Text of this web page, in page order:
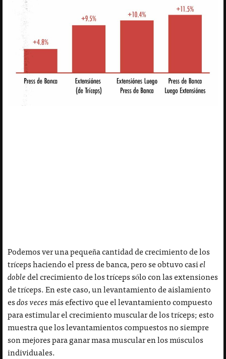
Podemos ver una pequeña cantidad de crecimiento de los
tríceps haciendo el press de banca, pero se obtuvo casiel
dobledel crecimiento de los tríceps sólo con las extensiones
de tríceps. En este caso, un levantamiento de aislamiento
esdos vecesmás efectivo que el levantamiento compuesto
para estimular el crecimiento muscular de los tríceps; esto
muestra que los levantamientos compuestos no siempre
son mejores para ganar masa muscular en los músculos
individuales.